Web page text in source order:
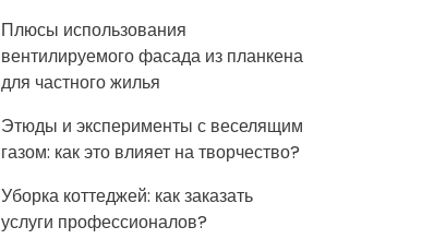
Плюсы использования
вентилируемого фасада из планкена
для частного жилья
Этюды и эксперименты с веселящим
газом: как это влияет на творчество?
Уборка коттеджей: как заказать
услуги профессионалов?